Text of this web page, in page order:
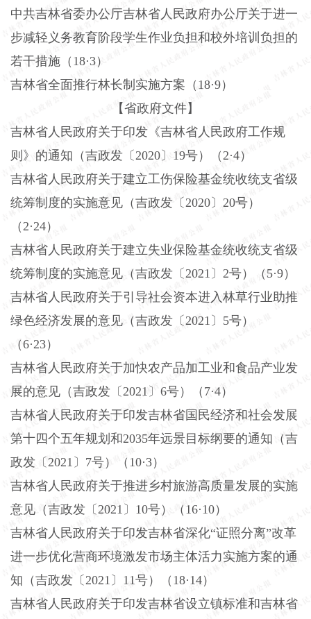
中共吉林省委办公厅吉林省人民政府办公厅关于进一
步减轻义务教育阶段学生作业负担和校外培训负担的
若干措施（ 18·3）
吉林省全面推行林长制实施方案（ 18·9）
【省政府文件】
吉林省人民政府关于印发《吉林省人民政府工作规
则》的通知（吉政发〔2020〕19号）（2·4）
吉林省人民政府关于建立工伤保险基金统收统支省级
统筹制度的实施意见（吉政发〔2020〕20号）
（2·24）
吉林省人民政府关于建立失业保险基金统收统支省级
统筹制度的实施意见（吉政发〔2021〕2号）（5·9）
吉林省人民政府关于引导社会资本进入林草行业助推
绿色经济发展的意见（吉政发〔2021〕5号）
（6·23）
吉林省人民政府关于加快农产品加工业和食品产业发
展的意见（吉政发〔2021〕6号）（7·4）
吉林省人民政府关于印发吉林省国民经济和社会发展
第十四个五年规划和2035年远景目标纲要的通知（吉
政发〔2021〕7号）（10·3）
吉林省人民政府关于推进乡村旅游高质量发展的实施
意见（吉政发〔2021〕10号）（16·10）
吉林省人民政府关于印发吉林省深化“证照分离”改革
进一步优化营商环境激发市场主体活力实施方案的通
知（吉政发〔2021〕11号）（18·14）
吉林省人民政府关于印发吉林省设立镇标准和吉林省